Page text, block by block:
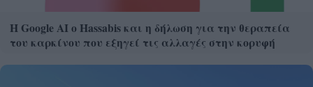
Η Google ΑΙ ο Hassabis και η δήλωση για την θεραπεία
του καρκίνου που εξηγεί τις αλλαγές στην κορυφή